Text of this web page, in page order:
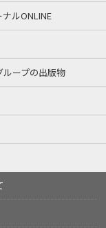
ルONLINE
ループの出版物